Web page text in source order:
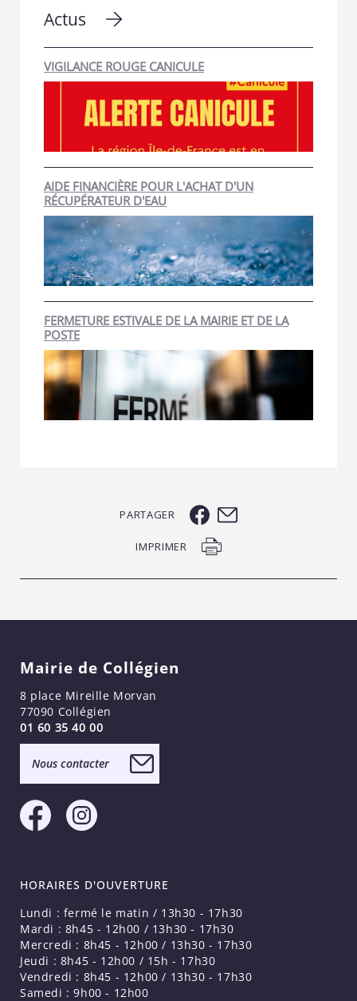
Actus
VIGILANCE ROUGE CANICULE
AIDE FINANCIÈRE POUR L'ACHAT D'UN
RÉCUPÉRATEUR D'EAU
FERMETURE ESTIVALE DE LA MAIRIE ET DE LA
POSTE
PARTAGER
IMPRIMER
Mairie de Collégien
8 place Mireille Morvan
77090 Collégien
01 60 35 40 00
Nous contacter
HORAIRES D'OUVERTURE
Lundi : fermé le matin / 13h30 - 17h30
Mardi : 8h45 - 12h00 / 13h30 - 17h30
Mercredi : 8h45 - 12h00 / 13h30 - 17h30
Jeudi : 8h45 - 12h00 / 15h - 17h30
Vendredi : 8h45 - 12h00 / 13h30 - 17h30
Samedi : 9h00 - 12h00